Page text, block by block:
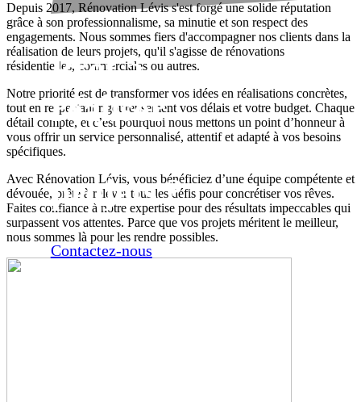
Prêt à
réaliser
vos
projets ?
Contactez-nous
Depuis 2017, Rénovation Lévis s'est forgé une solide réputation
grâce à son professionnalisme, sa minutie et son respect des
engagements. Nous sommes fiers d'accompagner nos clients dans la
réalisation de leurs projets, qu'il s'agisse de rénovations
résidentielles, commerciales ou autres.
Notre priorité est de transformer vos idées en réalisations concrètes,
tout en respectant rigoureusement vos délais et votre budget. Chaque
détail compte, et c’est pourquoi nous mettons un point d’honneur à
vous offrir un service personnalisé, attentif et adapté à vos besoins
spécifiques.
Avec Rénovation Lévis, vous bénéficiez d’une équipe compétente et
dévouée, prête à relever tous les défis pour concrétiser vos rêves.
Faites confiance à notre expertise pour des résultats impeccables qui
surpassent vos attentes. Parce que vos projets méritent le meilleur,
nous sommes là pour les rendre possibles.